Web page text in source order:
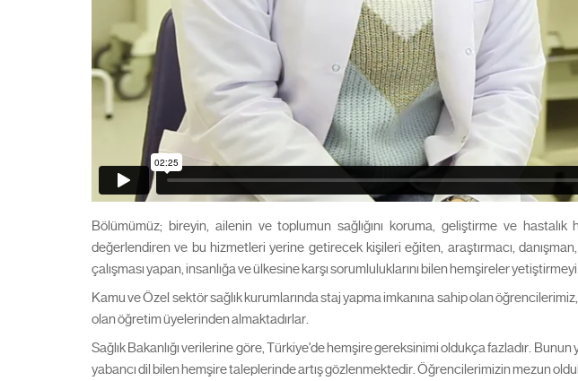
Bölümümüz; bireyin, ailenin ve toplumun sağlığını koruma, geliştirme ve
değerlendiren ve bu hizmetleri yerine getirecek kişileri eğiten, araştırmacı,
çalışması yapan, insanlığa ve ülkesine karşı sorumluluklarını bilen hemşireler
Kamu ve Özel sektör sağlık kurumlarında staj yapma imkanına sahip olan
olan öğretim üyelerinden almaktadırlar.
Sağlık Bakanlığı verilerine göre, Türkiye'de hemşire gereksinimi oldukça fazladır.
yabancı dil bilen hemşire taleplerinde artış gözlenmektedir. Öğrencilerimizin mezun